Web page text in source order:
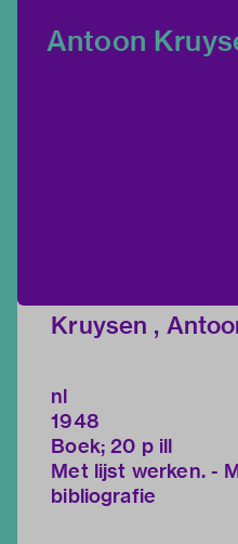
Antoon
Kruysen ,
nl
1948
Boek; 20 p ill
Met lijst werken. -
bibliografie